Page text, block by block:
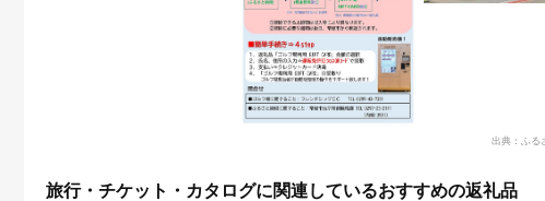
出典：ふる
旅行・チケット・カタログに関連しているおすすめの返礼品